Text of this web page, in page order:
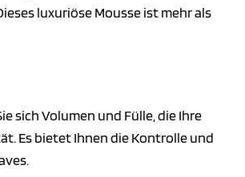
luxuriöse Mousse ist mehr als
sich Volumen und Fülle, die Ihre
Es bietet Ihnen die Kontrolle und